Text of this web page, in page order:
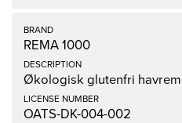
REMA 1000
Økologisk glutenfri
OATS-DK-004-002